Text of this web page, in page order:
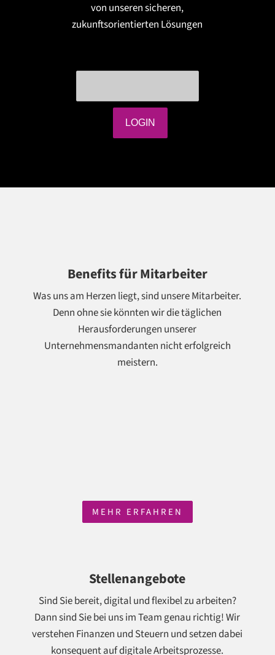
von unseren sicheren,
zukunftsorientierten Lösungen
Benefits für Mitarbeiter
Was uns am Herzen liegt, sind unsere Mitarbeiter.
Denn ohne sie könnten wir die täglichen
Herausforderungen unserer
Unternehmensmandanten nicht erfolgreich
meistern.
MEHR ERFAHREN
Stellenangebote
Sind Sie bereit, digital und flexibel zu arbeiten?
Dann sind Sie bei uns im Team genau richtig! Wir
verstehen Finanzen und Steuern und setzen dabei
konsequent auf digitale Arbeitsprozesse.